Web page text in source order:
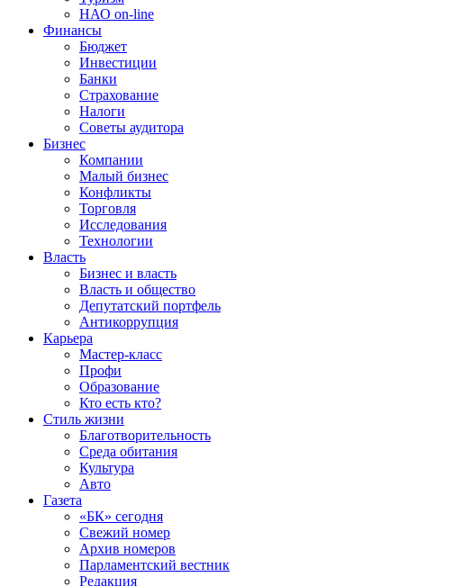
НАО on-line
Финансы
Бюджет
Инвестиции
Банки
Страхование
Налоги
Советы аудитора
Бизнес
Компании
Малый бизнес
Конфликты
Торговля
Исследования
Технологии
Власть
Бизнес и власть
Власть и общество
Депутатский портфель
Антикоррупция
Карьера
Мастер-класс
Профи
Образование
Кто есть кто?
Стиль жизни
Благотворительность
Среда обитания
Культура
Авто
Газета
«БК» сегодня
Свежий номер
Архив номеров
Парламентский вестник
Редакция